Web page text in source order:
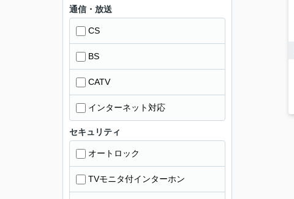
通信・放送
CS
BS
CATV
インターネット対応
セキュリティ
オートロック
TVモニタ付インターホン